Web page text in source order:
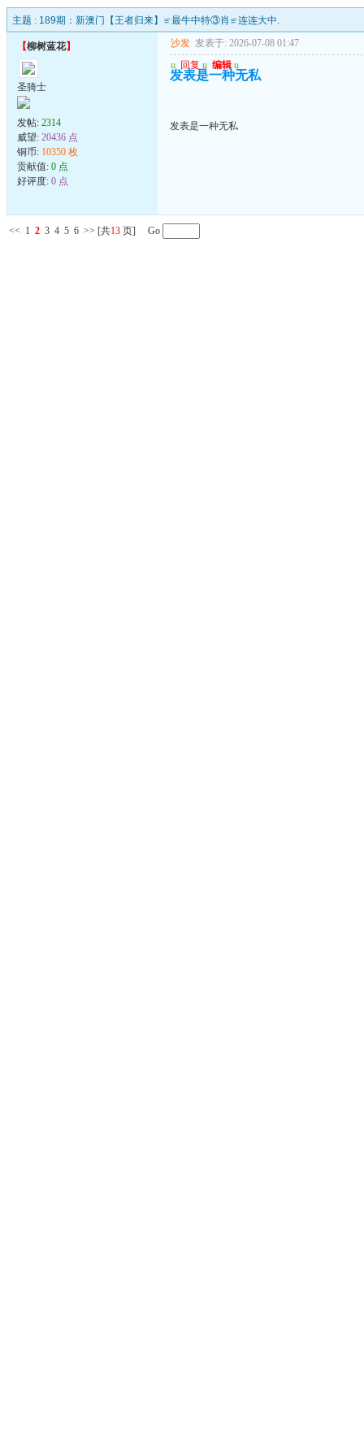
主题 : 189期：新澳门【王者归来】≌最牛中特③肖≌连连大中.
【柳树蓝花】
圣骑士
发帖: 2314
威望: 20436 点
铜币: 10350 枚
贡献值: 0 点
好评度: 0 点
沙发 发表于: 2026-07-08 01:47
u 回复 u 编辑 u
发表是一种无私
发表是一种无私
<< 1 2 3 4 5 6 >> [共13 页] Go